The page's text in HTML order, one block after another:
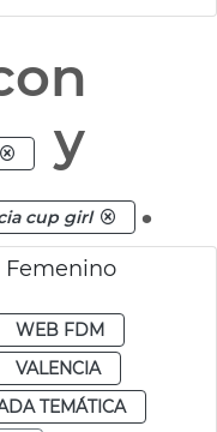
y
cup girl .
Femenino
WEB FDM
VALENCIA
TEMÁTICA